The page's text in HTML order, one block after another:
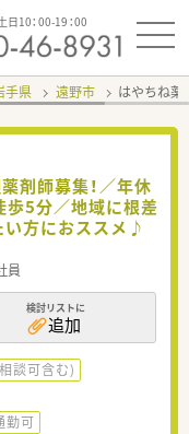
日10：00-19：00
手県 遠野市 はやちね薬
剤師募集！／年休
5分／地域に根差
い方におススメ♪
員
検討リストに
追加
談可含む)
勤可